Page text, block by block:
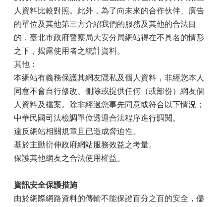
人資料比較對照。此外，為了向未來的合作伙伴、廣告
的單位及其他第三方介紹我們的服務及其他的合法目
的，臺北市政府警察局大安分局網站得在不具名的情形
之下，揭露使用者之統計資料。
其他：
本網站有義務保護其網友隱私及個人資料，非經您本人
同意不會自行修改、刪除或提供任何（或部份）網友個
人資料及檔案。除非經過您事先同意或符合以下情況；
中華民國司法檢調單位透過合法程序進行調閱。
違反網站相關規章且已造成脅迫性。
基於主動衍伸政府網站服務效益之考量。
保護其他網友之合法使用權益。
資訊安全保護措施
由於網際網路資料的傳輸不能保證百分之百的安全，儘